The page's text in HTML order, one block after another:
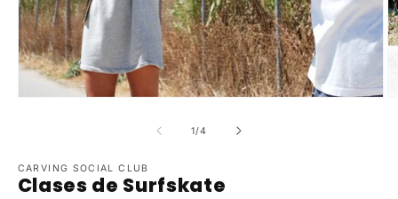
1/de
4
CARVING SOCIAL CLUB
Clases de Surfskate